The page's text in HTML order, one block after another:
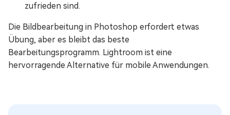
zufrieden sind.
Die Bildbearbeitung in Photoshop erfordert etwas
Übung, aber es bleibt das beste
Bearbeitungsprogramm. Lightroom ist eine
hervorragende Alternative für mobile Anwendungen.